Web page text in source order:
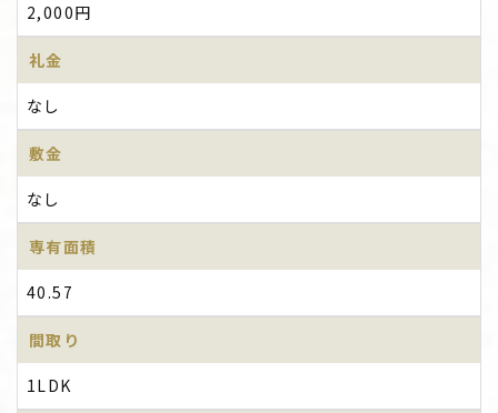
2,000円
礼金
なし
敷金
なし
専有面積
40.57
間取り
1LDK